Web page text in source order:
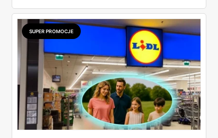
(to kluczowa sprawa i zaraz do niej dojdziemy), ale widok
tego logo w gazetce promocyjnej Biedronki każe zadać
jedno, brutalnie szczere pytanie: czy to jest cokolwiek
warte? Rozłóżmy więc tę ofertę na czynniki pierwsze.
SUPER PROMOCJE